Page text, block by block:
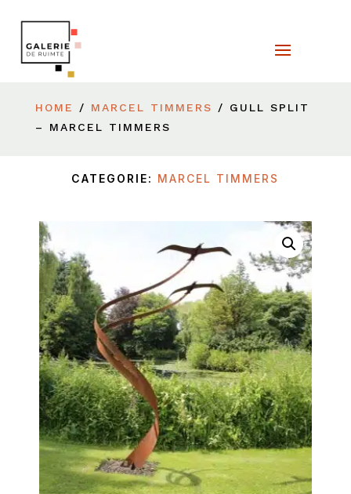
HOME / MARCEL TIMMERS
/ GULL SPLIT
– MARCEL TIMMERS
CATEGORIE: MARCEL TIMMERS